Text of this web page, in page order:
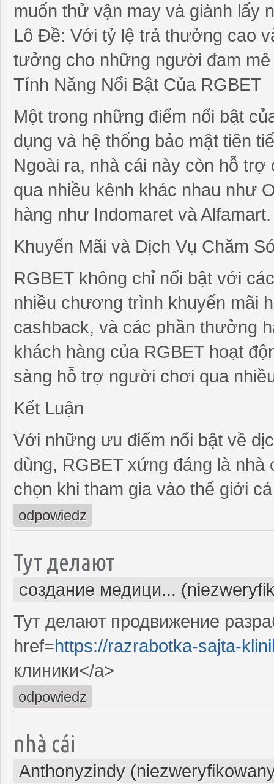
muốn thử vận may và giành lấy
Lô Đề: Với tỷ lệ trả thưởng cao
tưởng cho những người đam mê
Tính Năng Nổi Bật Của RGBET
Một trong những điểm nổi bật
dụng và hệ thống bảo mật tiên
Ngoài ra, nhà cái này còn hỗ
qua nhiều kênh khác nhau như
hàng như Indomaret và Alfamart.
Khuyến Mãi và Dịch Vụ Chăm
RGBET không chỉ nổi bật với
nhiều chương trình khuyến mãi
cashback, và các phần thưởng
khách hàng của RGBET hoạt
sàng hỗ trợ người chơi qua
Kết Luận
Với những ưu điểm nổi bật về
dùng, RGBET xứng đáng là
chọn khi tham gia vào thế giới
odpowiedz
Тут делают
создание медици...
Тут делают продвижение
href=https://razrabotka-sajta-
клиники</a>
odpowiedz
nhà cái
Anthonyzindy